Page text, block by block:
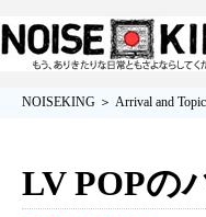
品を販売
NOISEKING ＞ Arrival and
LV POPの